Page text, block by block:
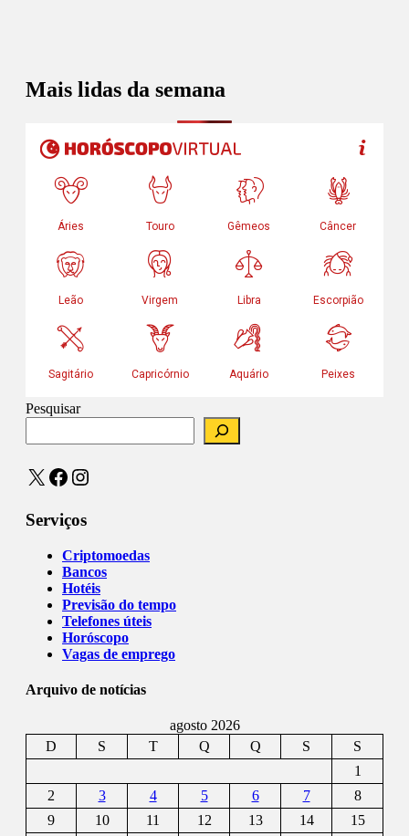
Mais lidas da semana
Pesquisar
X Facebook
Instagram
Serviços
Criptomoedas
Bancos
Hotéis
Previsão do tempo
Telefones úteis
Horóscopo
Vagas de emprego
Arquivo de notícias
agosto 2026
D
S T Q Q S
S
1
2
3 4 5 6 7
8
9
10 11 12 13 14
15